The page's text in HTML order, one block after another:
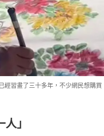
經習畫了三十多年，不少網民想購買
」